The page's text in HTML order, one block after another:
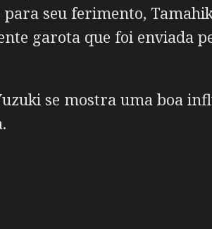
seu ferimento,
garota que foi enviada
se mostra uma boa